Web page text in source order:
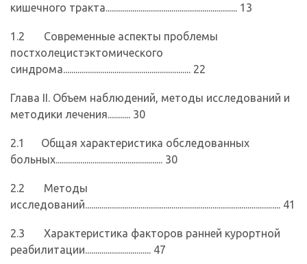
кишечного тракта................................................................ 13
1.2 Современные аспекты проблемы
постхолецистэктомического
синдрома.............................................................. 22
Глава II. Объем наблюдений, методы исследований и
методики лечения........... 30
2.1 Общая характеристика обследованных
больных.................................................... 30
2.2 Методы
исследований............................................................................................... 41
2.3 Характеристика факторов ранней курортной
реабилитации................................ 47